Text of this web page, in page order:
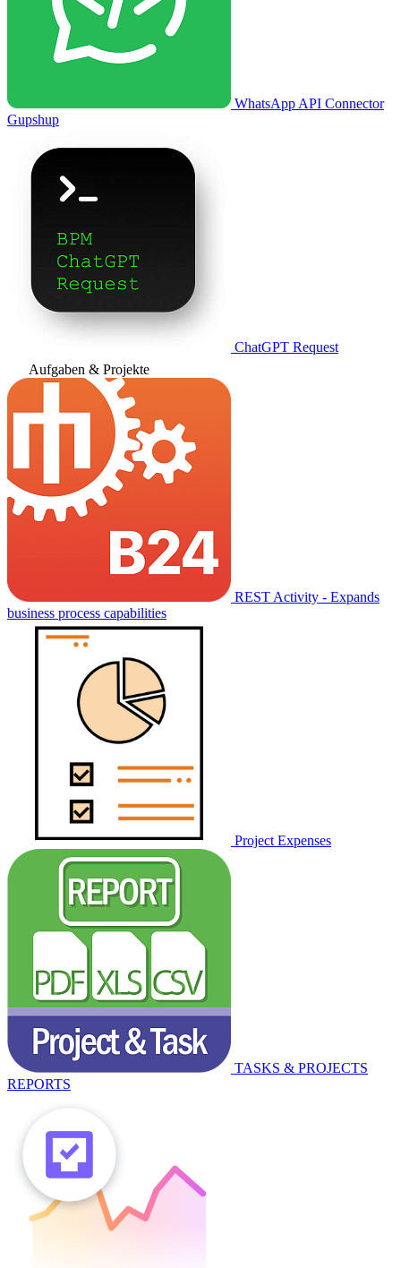
WhatsApp API Connector
Gupshup
ChatGPT Request
Aufgaben & Projekte
REST Activity - Expands
business process capabilities
Project Expenses
TASKS & PROJECTS
REPORTS